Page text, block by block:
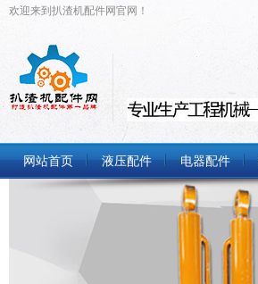
欢迎来到扒渣机配件网官网！
网站首页 液压配件 电器配件